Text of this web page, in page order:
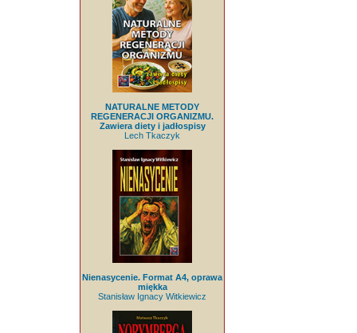
NATURALNE METODY
REGENERACJI ORGANIZMU.
Zawiera diety i jadłospisy
Lech Tkaczyk
Nienasycenie. Format A4, oprawa
miękka
Stanisław Ignacy Witkiewicz